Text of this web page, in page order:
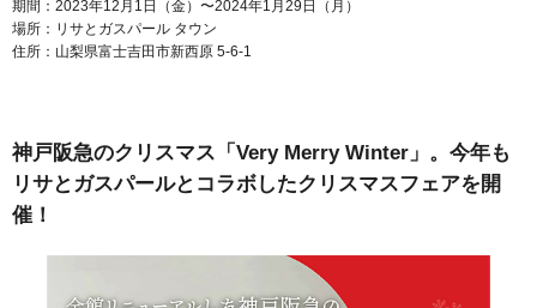
期間：2023年12月1日（金）〜2024年1月29日（月）
場所：リサとガスパール タウン
住所：山梨県富士吉田市新西原 5-6-1
神戸阪急のクリスマス「Very Merry Winter」。今年も
リサとガスパールとコラボしたクリスマスフェアを開
催！